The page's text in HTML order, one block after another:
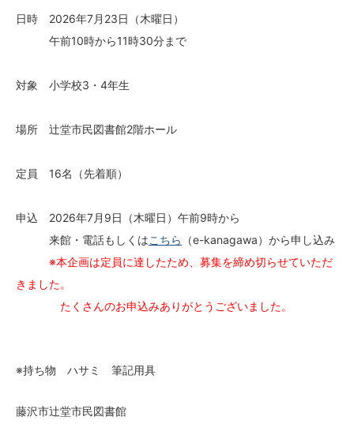
日時 2026年7月23日（木曜日）
午前10時から11時30分まで
対象 小学校3・4年生
場所 辻堂市民図書館2階ホール
定員 16名（先着順）
申込 2026年7月9日（木曜日）午前9時から
来館・電話もしくはこちら
（e-kanagawa）から申し込み
※本企画は定員に達したため、募集を締め切らせていただ
きました。
たくさんのお申込みありがとうございました。
※持ち物 ハサミ 筆記用具
藤沢市辻堂市民図書館